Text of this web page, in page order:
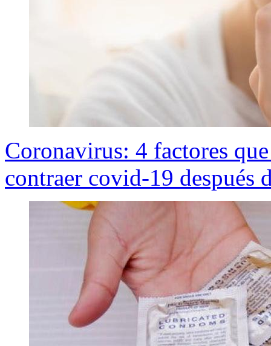
Coronavirus: 4 factores
contraer covid-19 después